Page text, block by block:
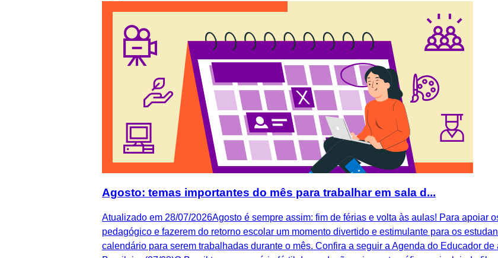
Agosto: temas importantes do mês para trabalhar em sala d...
Atualizado em 28/07/2026Agosto é sempre assim: fim de férias e volta às aulas! Para apoiar
pedagógico e fazerem do retorno escolar um momento divertido e estimulante para os
calendário para serem trabalhadas durante o mês. Confira a seguir a Agenda do Educador